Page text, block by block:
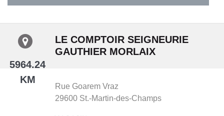
5964.24
KM
LE COMPTOIR SEIGNEURIE
GAUTHIER MORLAIX
Rue Goarem Vraz
29600 St.-Martin-des-Champs